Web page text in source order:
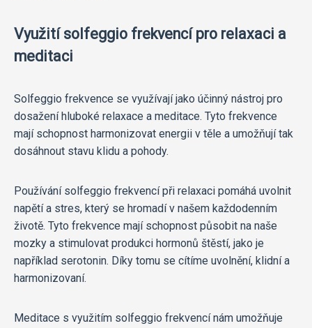
Využití solfeggio frekvencí pro relaxaci a
meditaci
Solfeggio frekvence se využívají jako účinný nástroj pro
dosažení hluboké relaxace a meditace. Tyto frekvence
mají schopnost harmonizovat energii v těle a umožňují tak
dosáhnout stavu klidu a pohody.
Používání solfeggio frekvencí při relaxaci pomáhá uvolnit
napětí a stres, který se hromadí v našem každodenním
životě. Tyto frekvence mají schopnost působit na naše
mozky a stimulovat produkci hormonů štěstí, jako je
například serotonin. Díky tomu se cítíme uvolnění, klidní a
harmonizovaní.
Meditace s využitím solfeggio frekvencí nám umožňuje